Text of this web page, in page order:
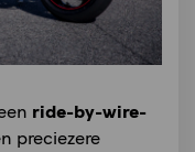
ride-by-wire-
preciezere